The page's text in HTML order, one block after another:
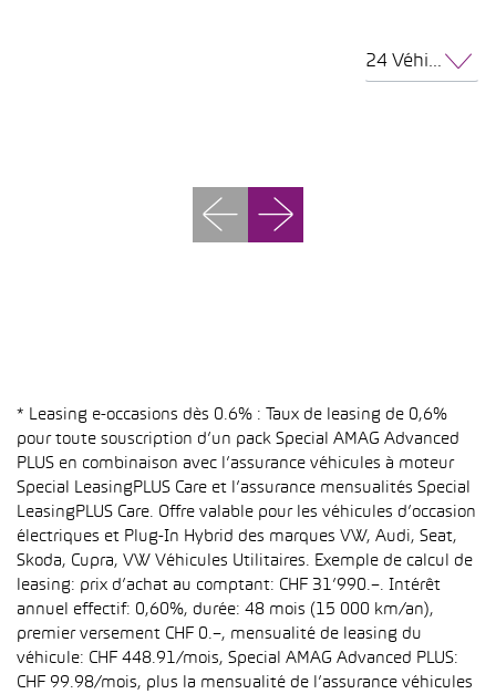
24 Véhicules par page
* Leasing e-occasions dès 0.6% : Taux de leasing de 0,6%
pour toute souscription d’un pack Special AMAG Advanced
PLUS en combinaison avec l’assurance véhicules à moteur
Special LeasingPLUS Care et l’assurance mensualités Special
LeasingPLUS Care. Offre valable pour les véhicules d’occasion
électriques et Plug-In Hybrid des marques VW, Audi, Seat,
Skoda, Cupra, VW Véhicules Utilitaires. Exemple de calcul de
leasing: prix d’achat au comptant: CHF 31’990.–. Intérêt
annuel effectif: 0,60%, durée: 48 mois (15 000 km/an),
premier versement CHF 0.–, mensualité de leasing du
véhicule: CHF 448.91/mois, Special AMAG Advanced PLUS:
CHF 99.98/mois, plus la mensualité de l’assurance véhicules